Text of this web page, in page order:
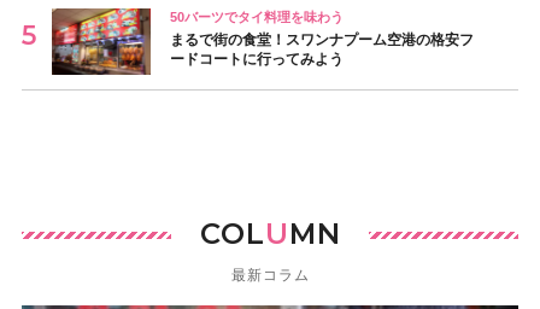
50バーツでタイ料理を味わう
まるで街の食堂！スワンナプーム空港の格安フ
ードコートに行ってみよう
COLUMN
最新コラム